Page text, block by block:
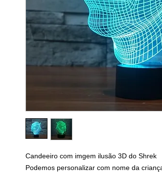
Candeeiro com imgem ilusão 3D do Shrek
Podemos personalizar com nome da